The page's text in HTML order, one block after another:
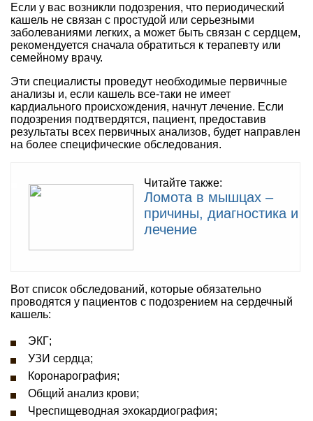
Если у вас возникли подозрения, что периодический
кашель не связан с простудой или серьезными
заболеваниями легких, а может быть связан с сердцем,
рекомендуется сначала обратиться к терапевту или
семейному врачу.
Эти специалисты проведут необходимые первичные
анализы и, если кашель все-таки не имеет
кардиального происхождения, начнут лечение. Если
подозрения подтвердятся, пациент, предоставив
результаты всех первичных анализов, будет направлен
на более специфические обследования.
Читайте также:
Ломота в мышцах –
причины, диагностика и
лечение
Вот список обследований, которые обязательно
проводятся у пациентов с подозрением на сердечный
кашель:
ЭКГ;
УЗИ сердца;
Коронарография;
Общий анализ крови;
Чреспищеводная эхокардиография;